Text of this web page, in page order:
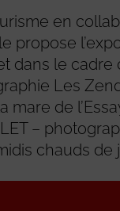
en
propose
dans le cadre
Les
mare de
–
chauds de